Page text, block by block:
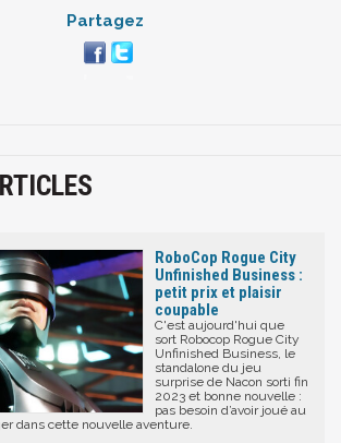
Partagez
RoboCop Rogue City
Unfinished Business :
petit prix et plaisir
coupable
C'est aujourd'hui que
sort Robocop Rogue City
Unfinished Business, le
standalone du jeu
surprise de Nacon sorti fin
2023 et bonne nouvelle :
pas besoin d’avoir joué au
dans cette nouvelle aventure.